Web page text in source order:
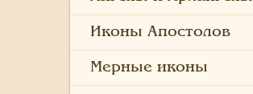
Иконы Апостолов
Мерные иконы